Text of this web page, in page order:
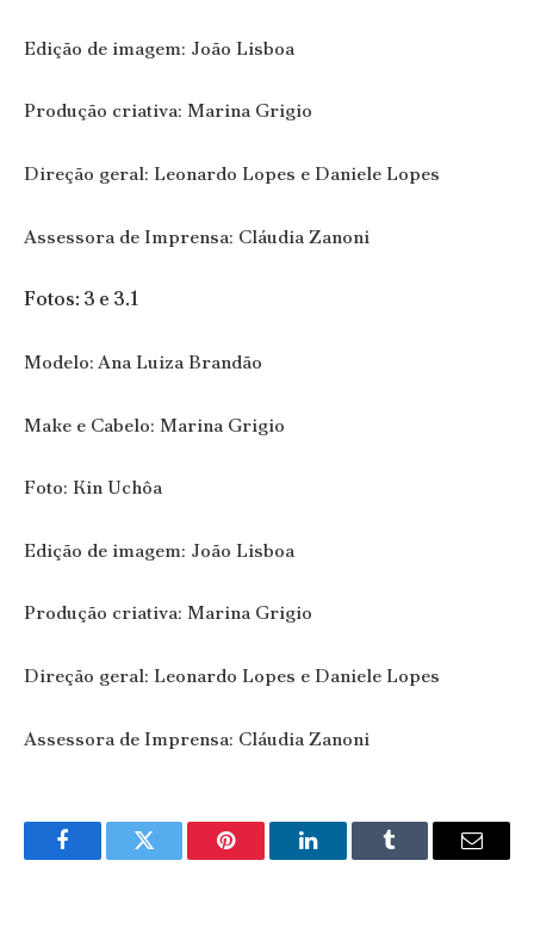
Edição de imagem: João Lisboa
Produção criativa: Marina Grigio
Direção geral: Leonardo Lopes e Daniele Lopes
Assessora de Imprensa: Cláudia Zanoni
Fotos: 3 e 3.1
Modelo: Ana Luiza Brandão
Make e Cabelo: Marina Grigio
Foto: Kin Uchôa
Edição de imagem: João Lisboa
Produção criativa: Marina Grigio
Direção geral: Leonardo Lopes e Daniele Lopes
Assessora de Imprensa: Cláudia Zanoni
FacebookTwitter Pinterest LinkedInTumblr Email